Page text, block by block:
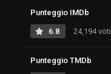
Punteggio IMDb
6.8 24,194 voti
Punteggio TMDb